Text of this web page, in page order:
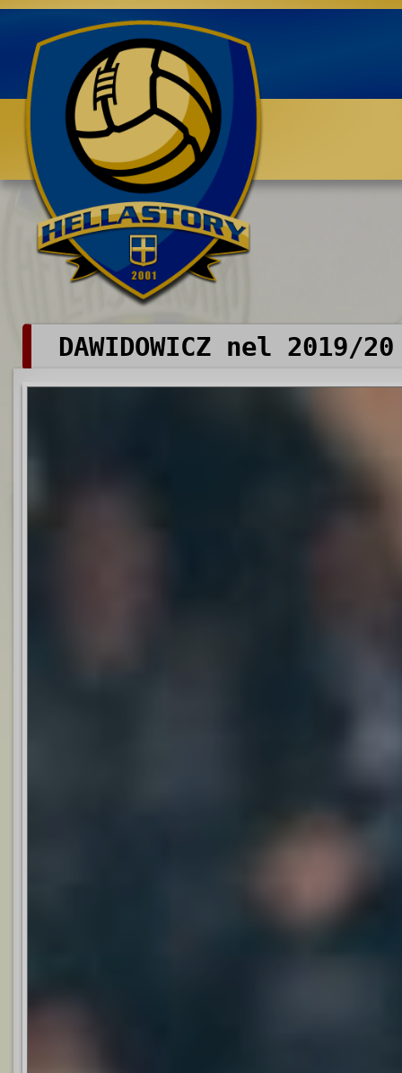
Benvenuti su HELLASTORY.net
DAWIDOWICZ nel 2019/20